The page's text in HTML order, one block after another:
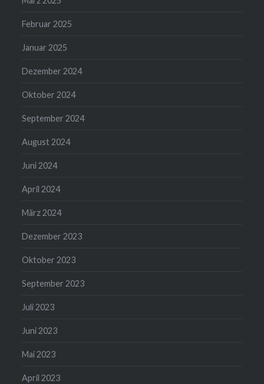
Februar 2025
Januar 2025
Dezember 2024
Oktober 2024
September 2024
August 2024
Juni 2024
April 2024
März 2024
Dezember 2023
Oktober 2023
September 2023
Juli 2023
Juni 2023
Mai 2023
April 2023